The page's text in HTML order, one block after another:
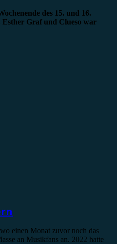
des 15. und 16.
Esther Graf und Clueso war
einen Monat zuvor noch das
an Musikfans an. 2022 hatte